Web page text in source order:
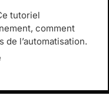
tutoriel
comment
l’automatisation.